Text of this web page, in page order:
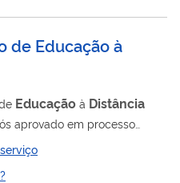
matrícula, clique no...
de Educação à
Educação à Distância
aprovado em processo
por meio deste